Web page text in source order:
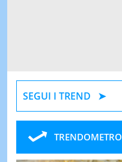
SEGUI I TREND
TRENDOMETRO